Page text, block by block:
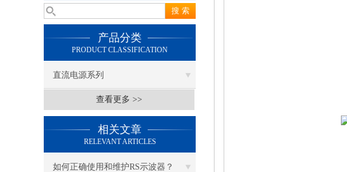
产品分类
PRODUCT CLASSIFICATION
直流电源系列
查看更多 >>
相关文章
RELEVANT ARTICLES
如何正确使用和维护RS示波器？